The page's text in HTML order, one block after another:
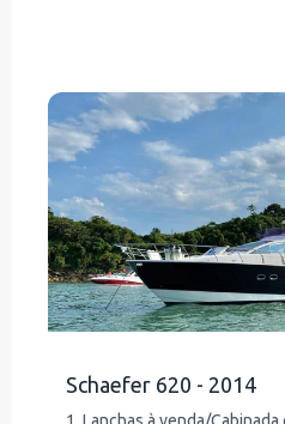
Schaefer 620 - 2014